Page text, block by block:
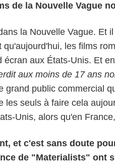
de la Nouvelle Vague
la Nouvelle Vague. Et
qu'aujourd'hui, les films
écran aux États-Unis. Et
aux moins de 17 ans
grand public commercial
les seuls à faire cela
Unis, alors qu'en
et c'est sans doute
de "Materialists" ont